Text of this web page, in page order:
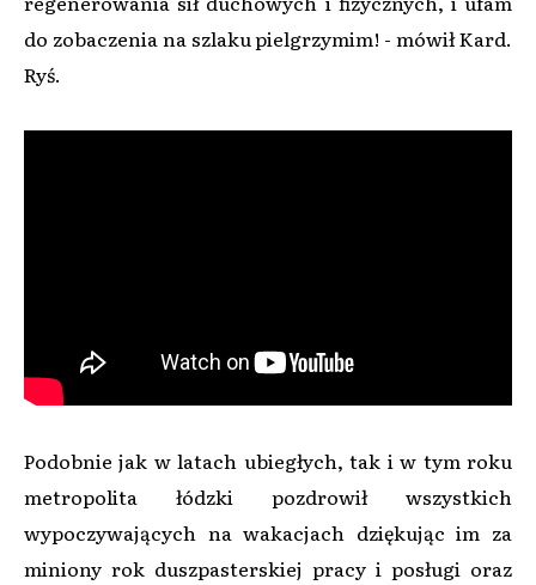
do zobaczenia na szlaku pielgrzymim! - mówił Kard.
Ryś.
Podobnie jak w latach ubiegłych, tak i w tym roku
metropolita łódzki pozdrowił wszystkich
wypoczywających na wakacjach dziękując im za
miniony rok duszpasterskiej pracy i posługi oraz